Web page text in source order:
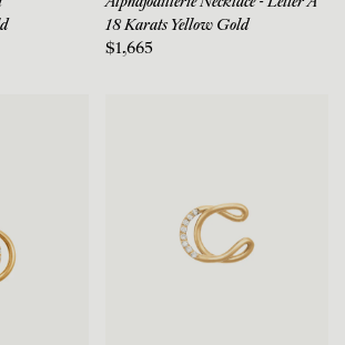
18 Karats Yellow Gold
$1,665